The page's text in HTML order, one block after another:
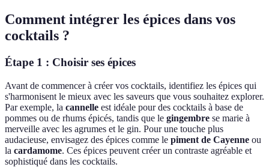
Comment intégrer les épices dans vos
cocktails ?
Étape 1 : Choisir ses épices
Avant de commencer à créer vos cocktails, identifiez les épices qui
s'harmonisent le mieux avec les saveurs que vous souhaitez explorer.
Par exemple, la cannelle est idéale pour des cocktails à base de
pommes ou de rhums épicés, tandis que le gingembre se marie à
merveille avec les agrumes et le gin. Pour une touche plus
audacieuse, envisagez des épices comme le piment de Cayenne ou
la cardamome. Ces épices peuvent créer un contraste agréable et
sophistiqué dans les cocktails.